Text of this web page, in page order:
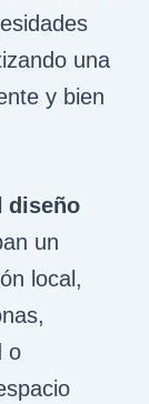
una
y bien
diseño
un
local,
o